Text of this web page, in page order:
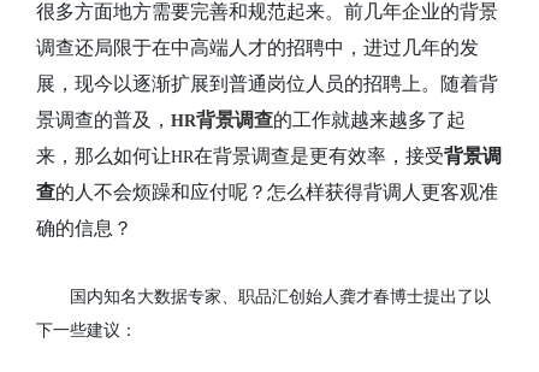
很多方面地方需要完善和规范起来。前几年企业的背景
调查还局限于在中高端人才的招聘中，进过几年的发
展，现今以逐渐扩展到普通岗位人员的招聘上。随着背
景调查的普及， HR背景调查的工作就越来越多了起
来，那么如何让HR在背景调查是更有效率，接受背景调
查的人不会烦躁和应付呢？怎么样获得背调人更客观准
确的信息？
国内知名大数据专家、职品汇创始人龚才春博士提出了以
下一些建议：